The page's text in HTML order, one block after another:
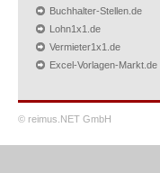
Buchhalter-Stellen.de
Lohn1x1.de
Vermieter1x1.de
Excel-Vorlagen-Markt.de
© reimus.NET GmbH